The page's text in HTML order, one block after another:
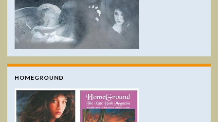
HOMEGROUND